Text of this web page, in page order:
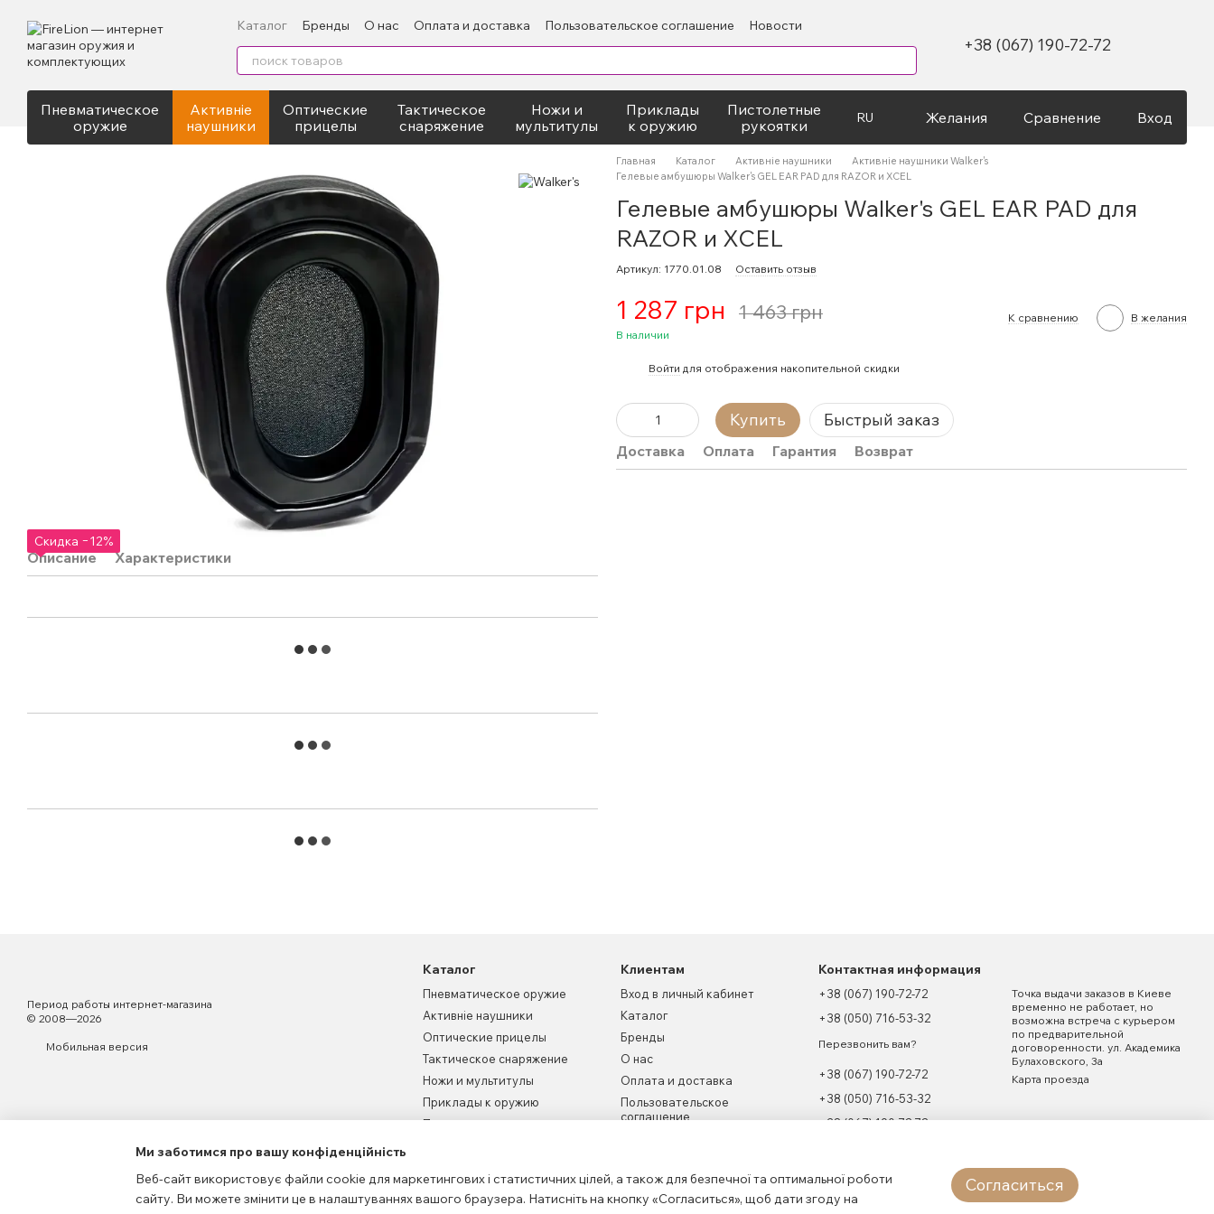
Каталог Бренды О нас Оплата и доставка Пользовательское соглашение
Новости
Контактная информация
+38 (067) 190-72-72
Пневматическое
оружие
Активніе
наушники
Оптические
прицелы
Тактическое
снаряжение
Ножи и
мультитулы
Приклады
к оружию
Пистолетные
рукоятки
RU Желания Сравнение Вход
Скидка −12%
Описание Характеристики
Главная Каталог Активніе наушники
Активніе наушники Walker's
Гелевые амбушюры Walker's GEL EAR PAD для RAZOR и XCEL
Гелевые амбушюры Walker's GEL EAR PAD для
RAZOR и XCEL
Артикул: 1770.01.08 Оставить отзыв
1 287 грн 1 463 грн
В наличии
К сравнению В желания
Войти для отображения накопительной скидки
Купить Быстрый заказ
Доставка Оплата Гарантия Возврат
Период работы интернет-магазина
© 2008—2026
Мобильная версия
Каталог
Пневматическое оружие
Активніе наушники
Оптические прицелы
Тактическое снаряжение
Ножи и мультитулы
Приклады к оружию
Пистолетные рукоятки
Клиентам
Вход в личный кабинет
Каталог
Бренды
О нас
Оплата и доставка
Пользовательское
соглашение
Карта сайта
Контактная информация
+38 (067) 190-72-72
+38 (050) 716-53-32
Перезвонить вам?
+38 (067) 190-72-72
+38 (050) 716-53-32
+38 (067) 190-72-72
Точка выдачи заказов в Киеве
временно не работает, но
возможна встреча с курьером
по предварительной
договоренности. ул. Академика
Булаховского, 3а
Карта проезда
Ми заботимся про вашу конфіденційність
Веб-сайт використовує файли cookie для маркетингових і статистичних цілей, а також для безпечної та оптимальної роботи
сайту. Ви можете змінити це в налаштуваннях вашого браузера. Натисніть на кнопку «Согласиться», щоб дати згоду на
Согласиться